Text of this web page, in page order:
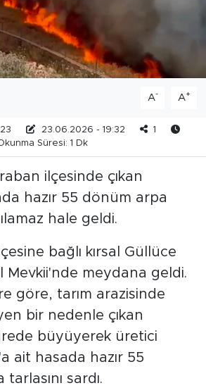
A- A+
23.06.2026 - 19:32
1
Süresi: 1 Dk
ilçesinde çıkan
hazır 55 dönüm arpa
hale geldi.
bağlı kırsal Güllüce
Mevkii'nde meydana geldi.
göre, tarım arazisinde
bir nedenle çıkan
büyüyerek üretici
ait hasada hazır 55
sardı.